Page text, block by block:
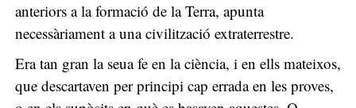
anteriors a la formació de la Terra, apunta
necessàriament a una civilització extraterrestre.
Era tan gran la seua fe en la ciència, i en ells mateixos,
que descartaven per principi cap errada en les proves,